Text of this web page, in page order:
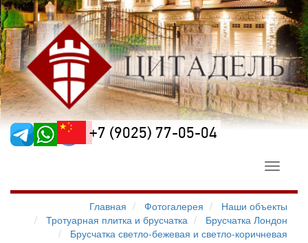
+7 (9025) 77-05-04
Toggle
Главная
Фотогалерея
Наши объекты
Тротуарная плитка и брусчатка
Брусчатка Лондон
Брусчатка светло-бежевая и светло-коричневая